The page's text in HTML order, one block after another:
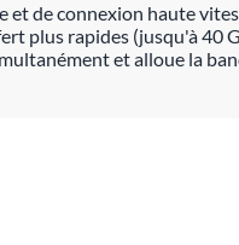
et de connexion haute
plus rapides (jusqu'à
et alloue la